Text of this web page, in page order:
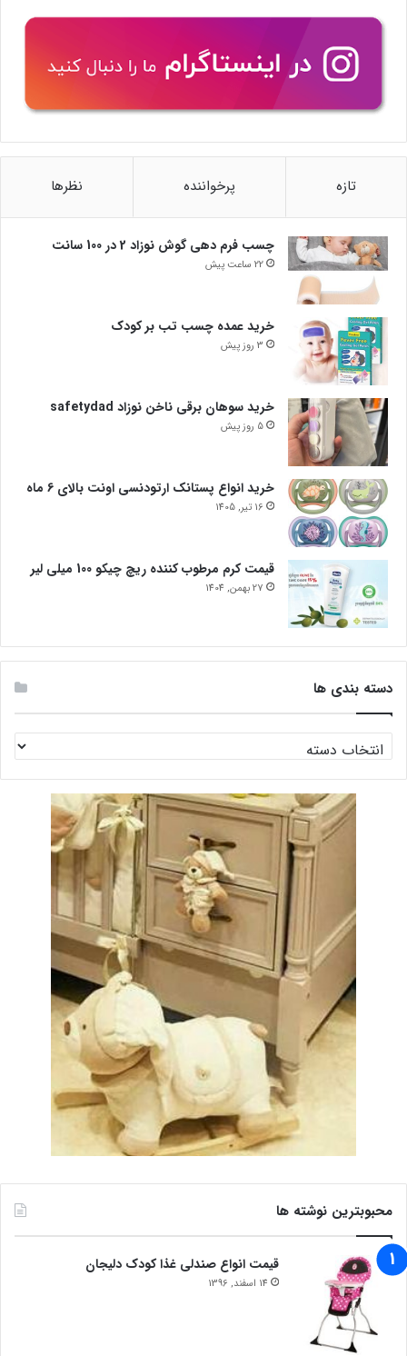
تازه پرخواننده نظرها
چسب فرم دهی گوش نوزاد 2 در 100 سانت
22 ساعت پیش
خرید عمده چسب تب بر کودک
3 روز پیش
خرید سوهان برقی ناخن نوزاد safetydad
5 روز پیش
خرید انواع پستانک ارتودنسی اونت بالای 6 ماه
16 تیر, 1405
قیمت کرم مرطوب کننده ریچ چیکو 100 میلی لیر
27 بهمن, 1404
دسته بندی ها
دسته
بندی
ها
محبوبترین نوشته ها
قیمت انواع صندلی غذا کودک دلیجان
14 اسفند, 1396